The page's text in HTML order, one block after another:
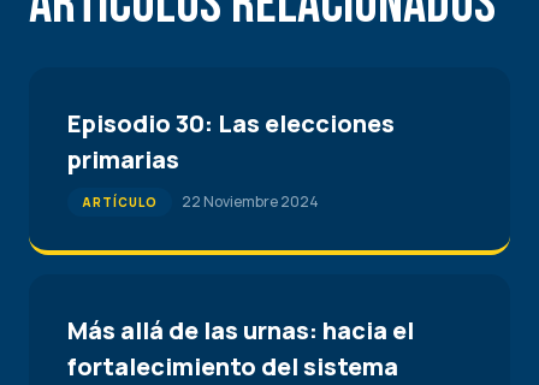
Episodio 30: Las elecciones
primarias
ARTÍCULO 22 Noviembre 2024
Más allá de las urnas: hacia el
fortalecimiento del sistema